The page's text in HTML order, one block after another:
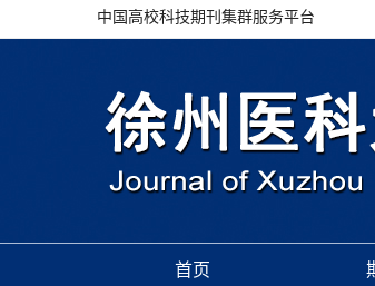
中国高校科技期刊集群服务平台
首页